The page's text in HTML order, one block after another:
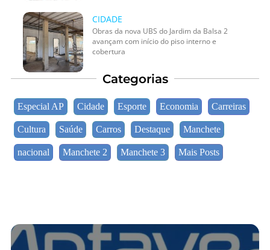
CIDADE
Obras da nova UBS do Jardim da Balsa 2
avançam com início do piso interno e
cobertura
Categorias
Especial AP Cidade Esporte Economia Carreiras
Cultura Saúde Carros Destaque Manchete
nacional Manchete 2 Manchete 3 Mais Posts